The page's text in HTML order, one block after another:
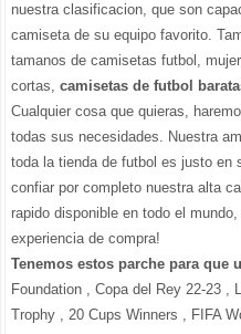
nuestra clasificacion, que son
camiseta de su equipo favorito.
tamanos de camisetas futbol,
cortas, camisetas de futbol
Cualquier cosa que quieras,
todas sus necesidades. Nuestra
toda la tienda de futbol es justo en
confiar por completo nuestra alta
rapido disponible en todo el
experiencia de compra!
Tenemos estos parche para que
Foundation , Copa del Rey 22-23 ,
Trophy , 20 Cups Winners , FIFA